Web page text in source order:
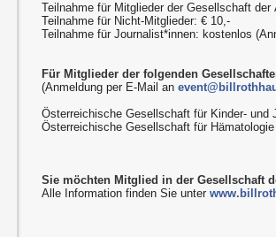
Teilnahme für Mitglieder der Gesellschaft
Teilnahme für Nicht-Mitglieder: € 10,-
Teilnahme für Journalist*innen: kostenlos
Für Mitglieder der folgenden
(Anmeldung per E-Mail an
Österreichische Gesellschaft für Kinder- und
Österreichische Gesellschaft für
Sie möchten Mitglied in der Gesellschaft
Alle Information finden Sie unter